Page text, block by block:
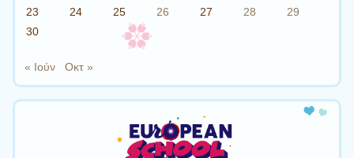
23 24 25 26 27 28
29
30
« Ιούν Οκτ »